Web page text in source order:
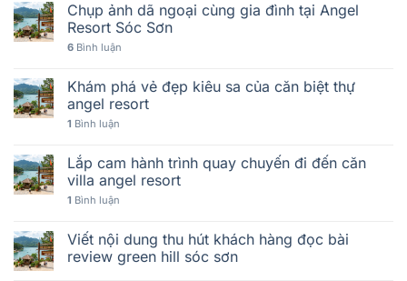
Chụp ảnh dã ngoại cùng gia đình tại Angel
Resort Sóc Sơn
6 Bình luận
Khám phá vẻ đẹp kiêu sa của căn biệt thự
angel resort
1 Bình luận
Lắp cam hành trình quay chuyến đi đến căn
villa angel resort
1 Bình luận
Viết nội dung thu hút khách hàng đọc bài
review green hill sóc sơn